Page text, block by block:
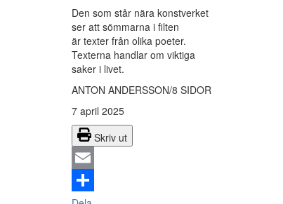
Den som står nära konstverket
ser att sömmarna i filten
är texter från olika poeter.
Texterna handlar om viktiga
saker i livet.
ANTON ANDERSSON/8 SIDOR
7 april 2025
Skriv ut
Email